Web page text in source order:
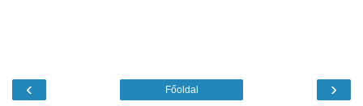
‹ ›
Főoldal